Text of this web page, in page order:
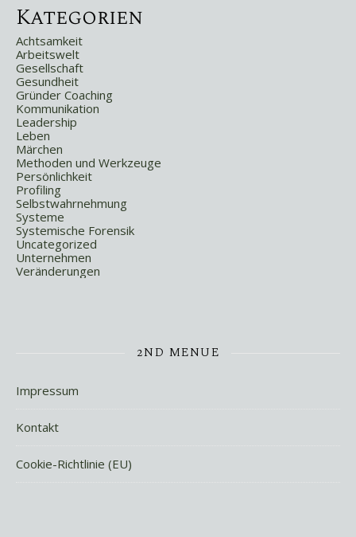
Kategorien
Achtsamkeit
Arbeitswelt
Gesellschaft
Gesundheit
Gründer Coaching
Kommunikation
Leadership
Leben
Märchen
Methoden und Werkzeuge
Persönlichkeit
Profiling
Selbstwahrnehmung
Systeme
Systemische Forensik
Uncategorized
Unternehmen
Veränderungen
2ND MENUE
Impressum
Kontakt
Cookie-Richtlinie (EU)